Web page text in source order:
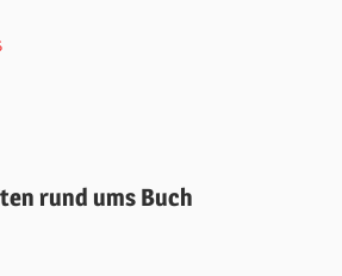
rund ums Buch